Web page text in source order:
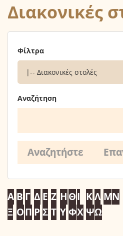
Διακονικές
Φίλτρα
Αναζήτηση
Α Β Γ Δ Ε Ζ ΗΘΙ ΚΛ ΜΝ
Ξ ΟΠ Ρ Σ Τ Υ ΦΧ ΨΩ